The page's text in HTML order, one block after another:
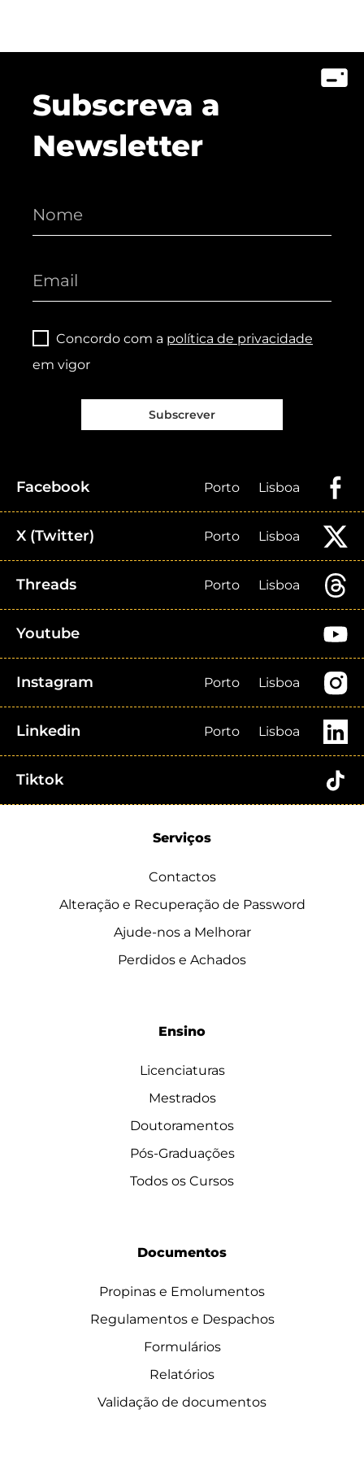
Subscreva a
Newsletter
Concordo com a política de privacidade
em vigor
Subscrever
Facebook Porto Lisboa
X (Twitter) Porto Lisboa
Threads Porto Lisboa
Youtube
Instagram Porto Lisboa
Linkedin Porto Lisboa
Tiktok
Serviços
Contactos
Alteração e Recuperação de Password
Ajude-nos a Melhorar
Perdidos e Achados
Ensino
Licenciaturas
Mestrados
Doutoramentos
Pós-Graduações
Todos os Cursos
Documentos
Propinas e Emolumentos
Regulamentos e Despachos
Formulários
Relatórios
Validação de documentos